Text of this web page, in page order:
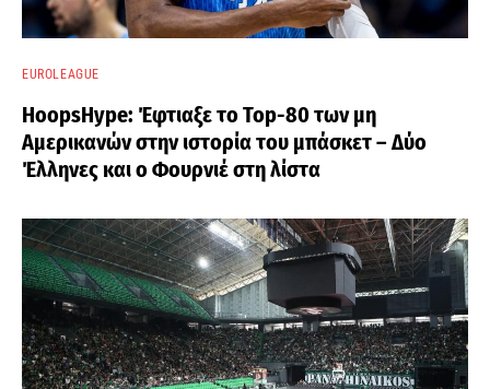
EUROLEAGUE
HoopsHype: Έφτιαξε το Top-80 των μη
Αμερικανών στην ιστορία του μπάσκετ – Δύο
Έλληνες και ο Φουρνιέ στη λίστα